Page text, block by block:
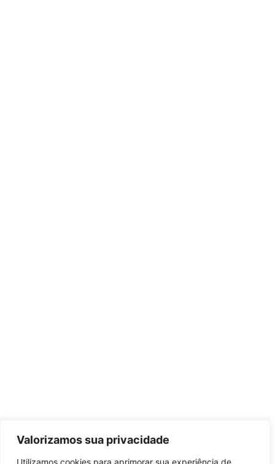
Valorizamos sua privacidade
Utilizamos cookies para aprimorar sua experiência de